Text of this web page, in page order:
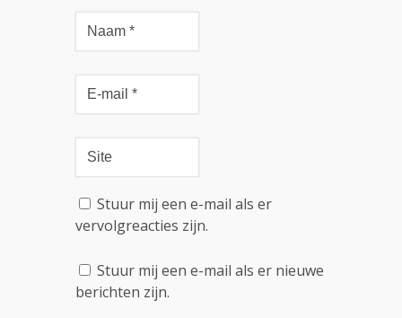
Stuur mij een e-mail als er
vervolgreacties zijn.
Stuur mij een e-mail als er nieuwe
berichten zijn.